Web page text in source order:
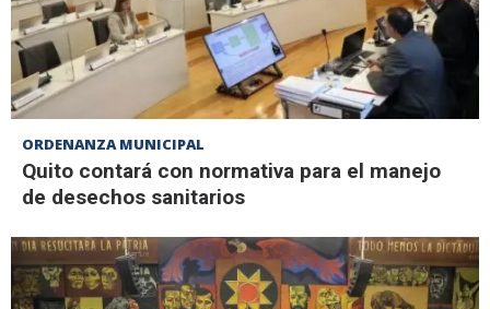
ORDENANZA MUNICIPAL
Quito contará con normativa para el manejo
de desechos sanitarios